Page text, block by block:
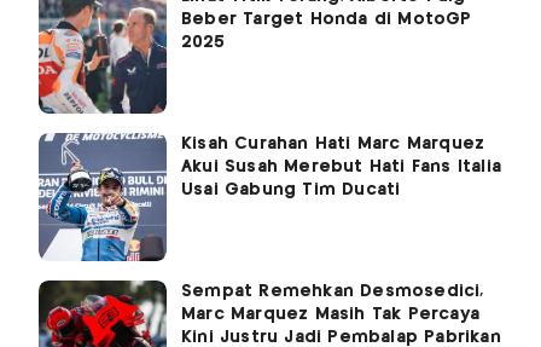
Beber Target Honda di MotoGP
2025
Kisah Curahan Hati Marc Marquez
Akui Susah Merebut Hati Fans Italia
Usai Gabung Tim Ducati
Sempat Remehkan Desmosedici,
Marc Marquez Masih Tak Percaya
Kini Justru Jadi Pembalap Pabrikan